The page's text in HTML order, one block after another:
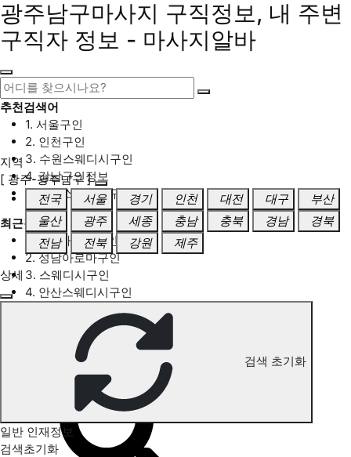
광주남구마사지 구직정보, 내 주변
구직자 정보 - 마사지알바
추천검색어
1. 서울구인
2. 인천구인
3. 수원스웨디시구인
4. 강남구인정보
5. 동탄스웨디시구인
최근검색어
1. 일산마사지구인
2. 성남아로마구인
3. 스웨디시구인
4. 안산스웨디시구인
광주남구 마사지 구직정보
지역
[ 광주-광주남구 ]
전국
서울 경기 인천 대전 대구
부산
울산
광주 세종 충남 충북 경남
경북
전남
전북 강원 제주
상세
검색 초기화
일반 인재정보
검색초기화